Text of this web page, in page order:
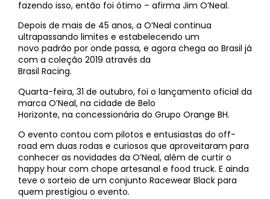
fazendo isso, então foi ótimo – afirma Jim O’Neal.
Depois de mais de 45 anos, a O’Neal continua
ultrapassando limites e estabelecendo um
novo padrão por onde passa, e agora chega ao Brasil já
com a coleção 2019 através da
Brasil Racing.
Quarta-feira, 31 de outubro, foi o lançamento oficial da
marca O’Neal, na cidade de Belo
Horizonte, na concessionária do Grupo Orange BH.
O evento contou com pilotos e entusiastas do off-
road em duas rodas e curiosos que aproveitaram para
conhecer as novidades da O’Neal, além de curtir o
happy hour com chope artesanal e food truck. E ainda
teve o sorteio de um conjunto Racewear Black para
quem prestigiou o evento.